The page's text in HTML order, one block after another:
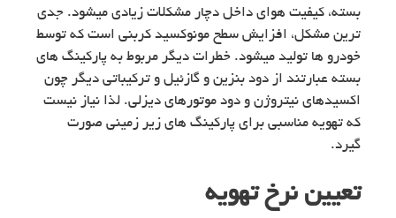
بسته، کیفیت هوای داخل دچار مشکلات زیادی میشود. جدی
ترین مشکل، افزایش سطح مونوکسید کربنی است که توسط
خودرو ها تولید میشود. خطرات دیگر مربوط به پارکینگ های
بسته عبارتند از دود بنزین و گازئیل و ترکیباتی دیگر چون
اکسیدهای نیتروژن و دود موتورهای دیزلی. لذا نیاز نیست
که تهویه مناسبی برای پارکینگ های زیر زمینی صورت
گیرد.
تعیین نرخ تهویه